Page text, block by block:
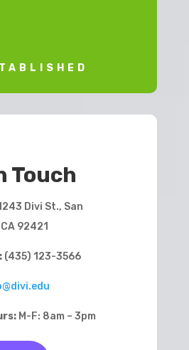
Touch
Divi St., San
92421
(435) 123-3566
M-F: 8am – 3pm